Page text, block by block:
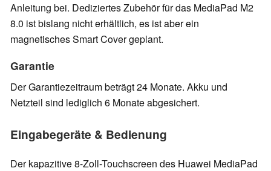
Anleitung bei. Dediziertes Zubehör für das MediaPad M2
8.0 ist bislang nicht erhältlich, es ist aber ein
magnetisches Smart Cover geplant.
Garantie
Der Garantiezeitraum beträgt 24 Monate. Akku und
Netzteil sind lediglich 6 Monate abgesichert.
Eingabegeräte & Bedienung
Der kapazitive 8-Zoll-Touchscreen des Huawei MediaPad